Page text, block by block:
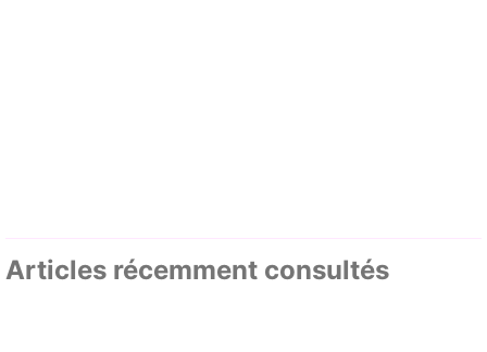
Articles récemment consultés